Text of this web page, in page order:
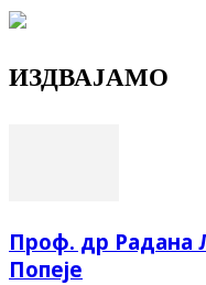
ИЗДВАЈАМО
Проф. др Радана
Попеје